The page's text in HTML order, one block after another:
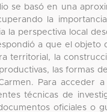
se basó en una
la
la perspectiva local
a que el
territorial, la
las formas
Para acceder
técnicas de
oficiales o